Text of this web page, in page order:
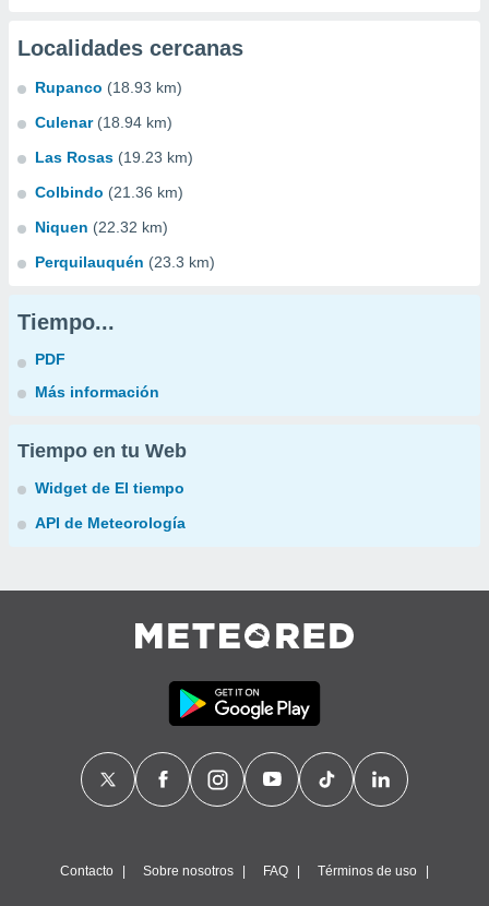
Localidades cercanas
Rupanco (18.93 km)
Culenar (18.94 km)
Las Rosas (19.23 km)
Colbindo (21.36 km)
Niquen (22.32 km)
Perquilauquén (23.3 km)
Tiempo...
PDF
Más información
Tiempo en tu Web
Widget de El tiempo
API de Meteorología
Contacto Sobre nosotros FAQ Términos de uso